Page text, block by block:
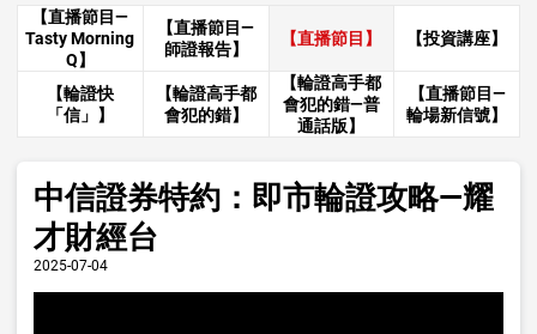
【直播節目—
Tasty Morning
Q】
【直播節目—
師證報告】
【直播節目】 【投資講座】
【輪證快
「信」】
【輪證高手都
會犯的錯】
【輪證高手都
會犯的錯—普
通話版】
【直播節目—
輪場新信號】
中信證券特約：即市輪證攻略—耀
才財經台
2025-07-04